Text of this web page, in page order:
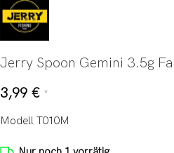
Jerry Spoon Gemini 3.5g
3,99 € *
Modell T010M